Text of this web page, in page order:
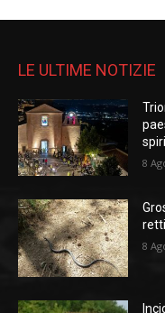
LE ULTIME NOTIZIE
8
8